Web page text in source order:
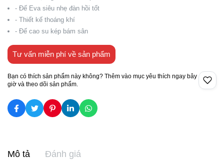
- Đế Eva siêu nhẹ đàn hồi tốt
- Thiết kế thoáng khí
- Đế cao su kép bám sân
Tư vấn miễn phí về sản phẩm
Bạn có thích sản phẩm này không? Thêm vào mục yêu thích ngay bây
giờ và theo dõi sản phẩm.
Mô tả Đánh giá